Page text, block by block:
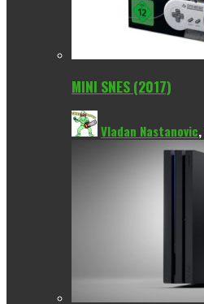
MINI SNES (2017)
Vladan Nastanovic,